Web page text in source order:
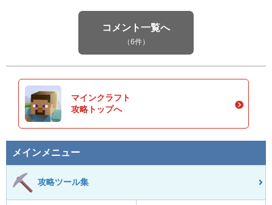
コメント一覧へ
（6件）
マインクラフト
攻略トップへ
メインメニュー
攻略ツール集